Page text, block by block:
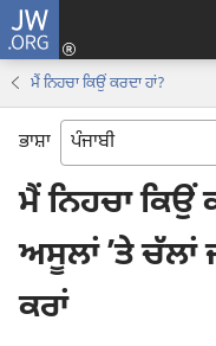
JW.ORG
ਮੈਂ ਨਿਹਚਾ ਕਿਉਂ ਕਰਦਾ ਹਾਂ?
ਭਾਸ਼ਾ
ਮੈਂ ਨਿਹਚਾ
ਅਸੂਲਾਂ ʼਤੇ
ਕਰਾਂ